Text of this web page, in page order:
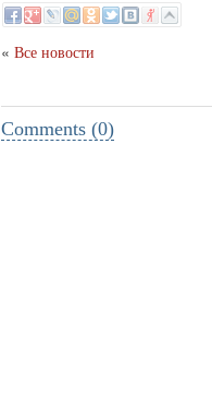
« Все новости
Comments (0)